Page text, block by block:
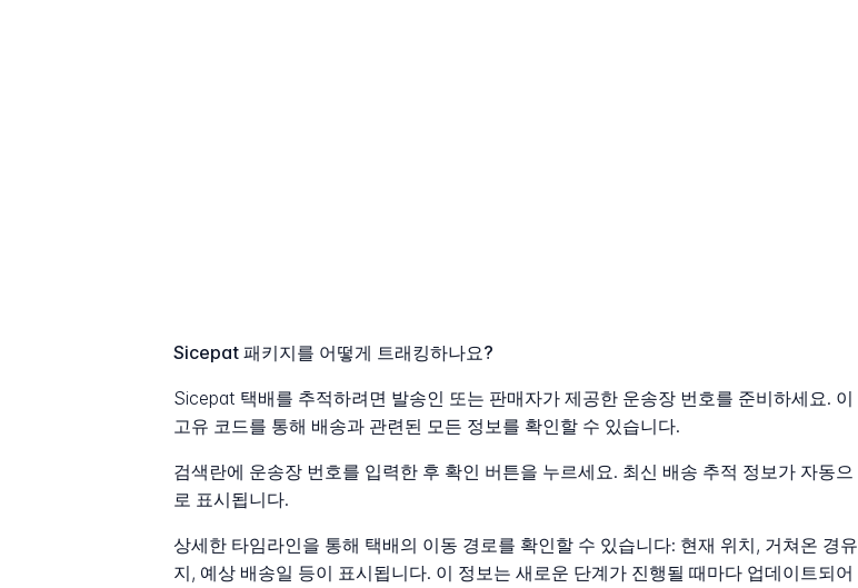
Sicepat 패키지를 어떻게 트래킹하나요?
Sicepat 택배를 추적하려면 발송인 또는 판매자가 제공한 운송장 번호를 준비하세요. 이
고유 코드를 통해 배송과 관련된 모든 정보를 확인할 수 있습니다.
검색란에 운송장 번호를 입력한 후 확인 버튼을 누르세요. 최신 배송 추적 정보가 자동으
로 표시됩니다.
상세한 타임라인을 통해 택배의 이동 경로를 확인할 수 있습니다: 현재 위치, 거쳐온 경유
지, 예상 배송일 등이 표시됩니다. 이 정보는 새로운 단계가 진행될 때마다 업데이트되어